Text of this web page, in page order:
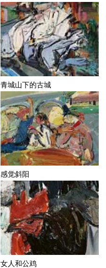
青城山下的古城
感觉斜阳
女人和公鸡